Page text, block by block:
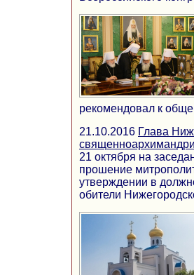
рекомендовал к
21.10.2016 Глава
21 октября на
прошение
утверждении в
обители